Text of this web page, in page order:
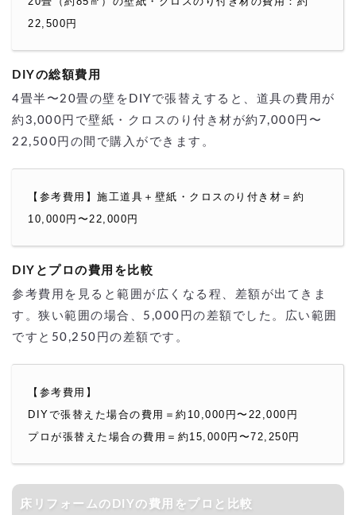
22,500円
DIYの総額費用
4畳半〜20畳の壁をDIYで張替えすると、道具の費用が
約3,000円で壁紙・クロスのり付き材が約7,000円〜
22,500円の間で購入ができます。
【参考費用】施工道具＋壁紙・クロスのり付き材＝約
10,000円〜22,000円
DIYとプロの費用を比較
参考費用を見ると範囲が広くなる程、差額が出てきま
す。狭い範囲の場合、5,000円の差額でした。広い範囲
ですと50,250円の差額です。
【参考費用】
DIYで張替えた場合の費用＝約10,000円〜22,000円
プロが張替えた場合の費用＝約15,000円〜72,250円
床リフォームのDIYの費用をプロと比較